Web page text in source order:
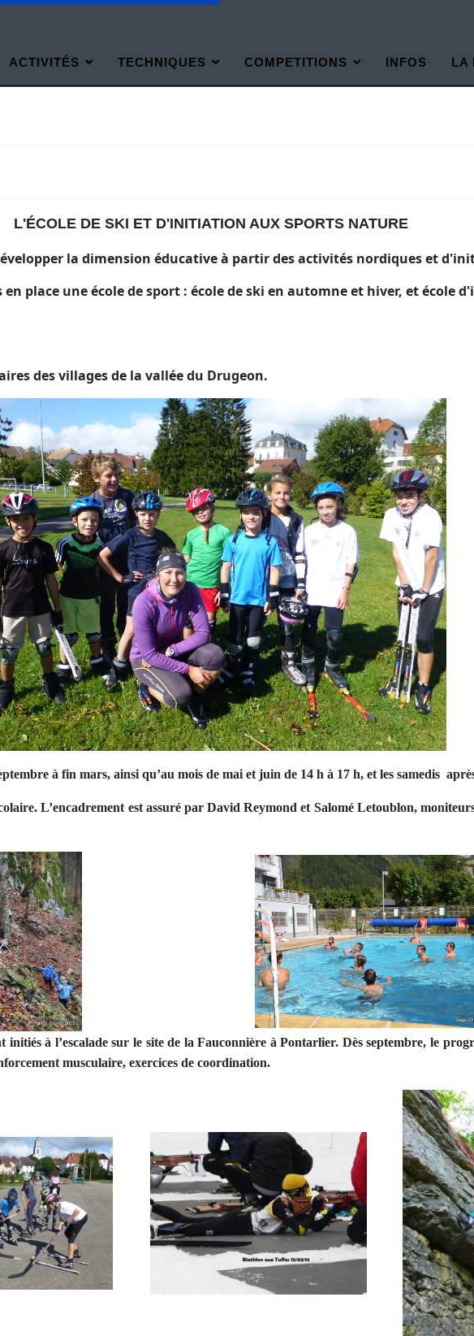
ACTIVITÉS TECHNIQUES COMPETITIONS INFOS LA
L'ÉCOLE DE SKI ET D'INITIATION AUX SPORTS NATURE
la dimension éducative à partir des activités nordiques et
place une école de sport : école de ski en automne et hiver, et école
des villages de la vallée du Drugeon.
à fin mars, ainsi qu’au mois de mai et juin de 14 h à 17 h, et les samedis
L’encadrement est assuré par David Reymond et Salomé Letoublon,
initiés à l’escalade sur le site de la Fauconnière à Pontarlier. Dès septembre, le
musculaire, exercices de coordination.